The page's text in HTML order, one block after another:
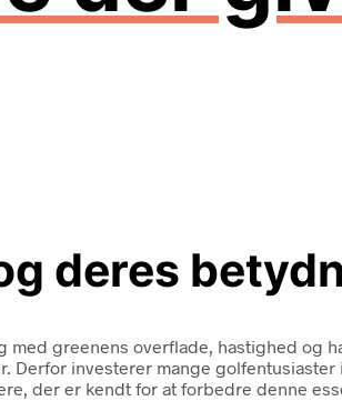
deres
greenens overflade, hastighed og
Derfor investerer mange
der er kendt for at forbedre denne